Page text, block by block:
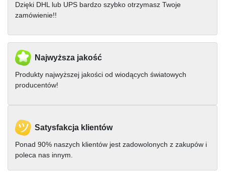
Dzięki DHL lub UPS bardzo szybko otrzymasz Twoje
zamówienie!!
Najwyższa jakość
Produkty najwyższej jakości od wiodących światowych
producentów!
Satysfakcja klientów
Ponad 90% naszych klientów jest zadowolonych z zakupów i
poleca nas innym.